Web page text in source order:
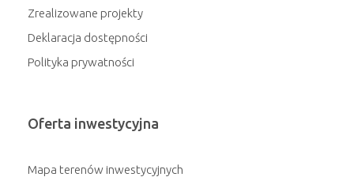
Zrealizowane projekty
Deklaracja dostępności
Polityka prywatności
Oferta inwestycyjna
Mapa terenów inwestycyjnych